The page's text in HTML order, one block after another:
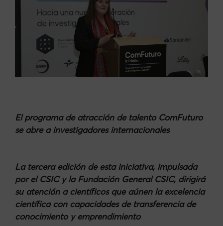
El programa de atracción de talento ComFuturo
se abre a investigadores internacionales
La tercera edición de esta iniciativa, impulsada
por el CSIC y la Fundación General CSIC, dirigirá
su atención a científicos que aúnen la excelencia
científica con capacidades de transferencia de
conocimiento y emprendimiento